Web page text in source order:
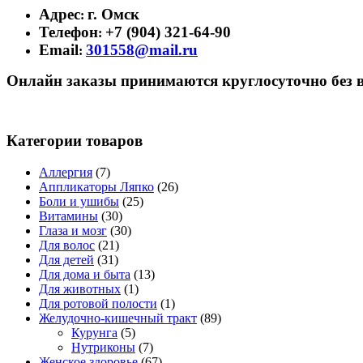
Адрес: г. Омск
Телефон: +7 (904) 321-64-90
Email: 301558@mail.ru
Онлайн заказы принимаются круглосуточно без
Категории товаров
Аллергия (7)
Аппликаторы Ляпко (26)
Боли и ушибы (25)
Витамины (30)
Глаза и мозг (30)
Для волос (21)
Для детей (31)
Для дома и быта (13)
Для животных (1)
Для ротовой полости (1)
Желудочно-кишечный тракт (89)
Курунга (5)
Нутриконы (7)